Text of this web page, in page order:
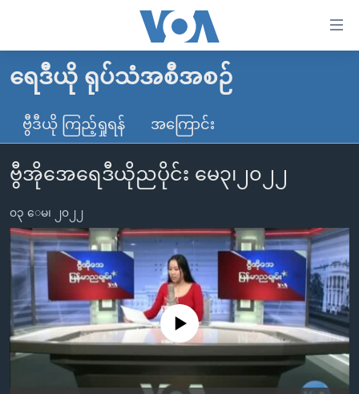
လွယ်ကူ
သည့်
Link
များ
ပင်မ
အကြောင်းအရာ
သို့
ကျော်
ကြည့်
ရန်
ပင်မ
အ
ညွန်း
မူလစာမျက်နှာ
မြန်မာ
ကမ္ဘာ့သတင်းများ
နိုင်ငံတကာ
တရုတ်
အစ္စရေး-ပါလက်စတိုင်း
ဗွီဒီယို
ရပ်ဝန်းတခု လမ်းတခု အလွန်
အင်္ဂလိပ်စာလေ့လာမယ်
အမေရိကန်သုံးအီဒီယံ
မကြေးမုံရဲ့ အင်္ဂလိပ်စာ
ရုပ်ရှင်ထဲက အင်္ဂလိပ်စာ
သုတပဒေသာ အင်္ဂလိပ်စာ
အပတ်စဉ်ကဏ္ဍများ
ရေဒီယို
တီဗွီ
ရေဒီယိုနှင့်ရုပ်သံ အချက်အလက်များ
ရေဒီယို/တီဗွီအစီအစဉ်
Learning English
ရေဒီယို ရုပ်သံအစီအစဉ်
ဗွီဒီယို ကြည့်ရှုရန် အကြောင်း
ဗွီအိုအေရေဒီယိုညပိုင်း မေ၃၊၂၀၂၂
၀၃ ေမ၊ ၂၀၂၂
No media source currently available